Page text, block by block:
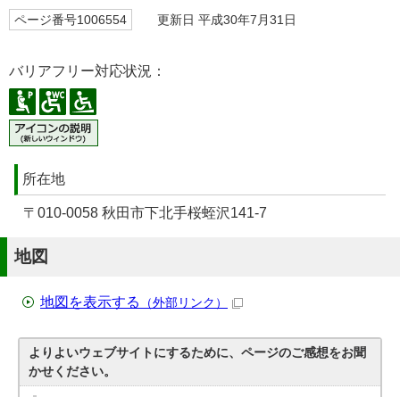
ページ番号1006554 更新日 平成30年7月31日
バリアフリー対応状況：
所在地
〒010-0058 秋田市下北手桜蛭沢141-7
地図
地図を表示する （外部リンク）
よりよいウェブサイトにするために、ページのご感想をお聞
かせください。